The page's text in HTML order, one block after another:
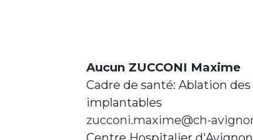
Aucun ZUCCONI Maxime
Cadre de santé: Ablation
implantables
zucconi.maxime@ch-